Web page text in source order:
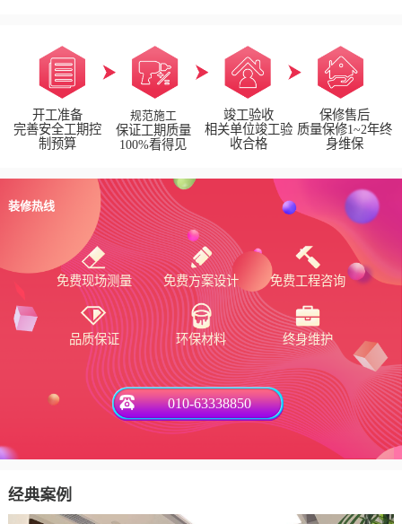
开工准备
完善安全工期控
制预算
规范施工
保证工期质量
100%看得见
竣工验收
相关单位竣工验
收合格
保修售后
质量保修1~2年终
身维保
装修热线
免费现场测量 免费方案设计 免费工程咨询
品质保证 环保材料 终身维护
010-63338850